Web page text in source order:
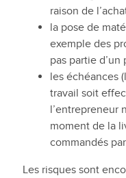
raison de
la pose de
exemple des
pas partie
les échéances
travail soit
l’entrepreneur
moment de la
commandés
Les risques sont